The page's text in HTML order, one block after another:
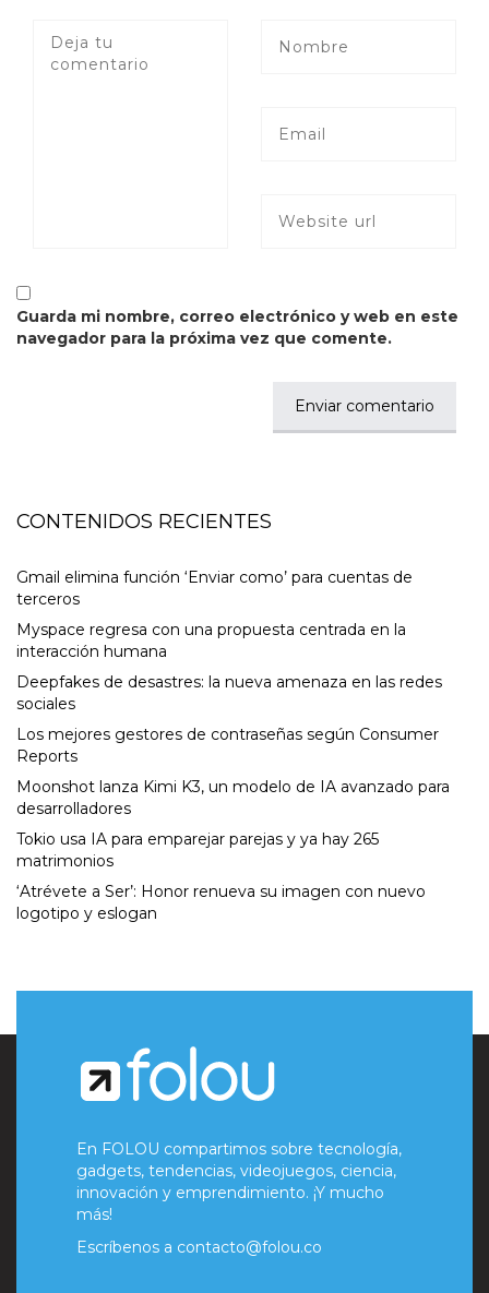
Guarda mi nombre, correo electrónico y web en este
navegador para la próxima vez que comente.
CONTENIDOS RECIENTES
Gmail elimina función ‘Enviar como’ para cuentas de
terceros
Myspace regresa con una propuesta centrada en la
interacción humana
Deepfakes de desastres: la nueva amenaza en las redes
sociales
Los mejores gestores de contraseñas según Consumer
Reports
Moonshot lanza Kimi K3, un modelo de IA avanzado para
desarrolladores
Tokio usa IA para emparejar parejas y ya hay 265
matrimonios
‘Atrévete a Ser’: Honor renueva su imagen con nuevo
logotipo y eslogan
En FOLOU compartimos sobre tecnología,
gadgets, tendencias, videojuegos, ciencia,
innovación y emprendimiento. ¡Y mucho
más!
Escríbenos a contacto@folou.co